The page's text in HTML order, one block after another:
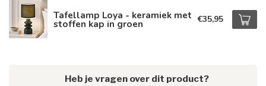
Tafellamp Loya - keramiek met
stoffen kap in groen €35,95
Heb je vragen over dit product?